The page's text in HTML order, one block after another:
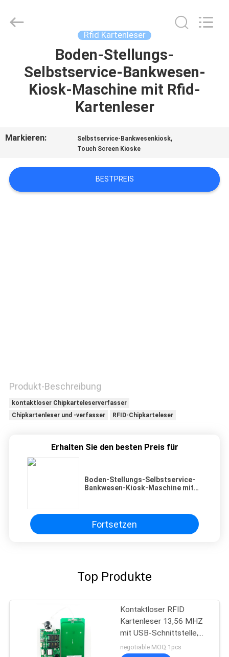
PRODUKTE
UNS
FABRIK-
AUSFLUG
SIE
EIN
ZITAT
SITEMAP
Online
Market.
Rfid Kartenleser
Boden-Stellungs-
Selbstservice-Bankwesen-
Kiosk-Maschine mit Rfid-
Kartenleser
Markieren: Selbstservice-Bankwesenkiosk,
Touch Screen Kioske
BESTPREIS
Produkt-Beschreibung
kontaktloser Chipkarteleserverfasser
Chipkartenleser und -verfasser
RFID-Chipkarteleser
Erhalten Sie den besten Preis für
Boden-Stellungs-Selbstservice-
Bankwesen-Kiosk-Maschine mit
Fortsetzen
Top Produkte
Kontaktloser RFID
Kartenleser 13,56 MHZ
mit USB-Schnittstelle,
IC-Kartenleser
negotiable MOQ:1pcs